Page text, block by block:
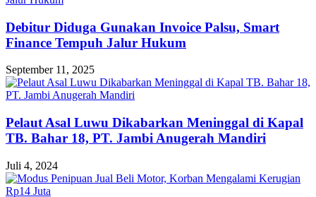
Debitur Diduga Gunakan Invoice Palsu, Smart
Finance Tempuh Jalur Hukum
September 11, 2025
Pelaut Asal Luwu Dikabarkan Meninggal di Kapal
TB. Bahar 18, PT. Jambi Anugerah Mandiri
Juli 4, 2024